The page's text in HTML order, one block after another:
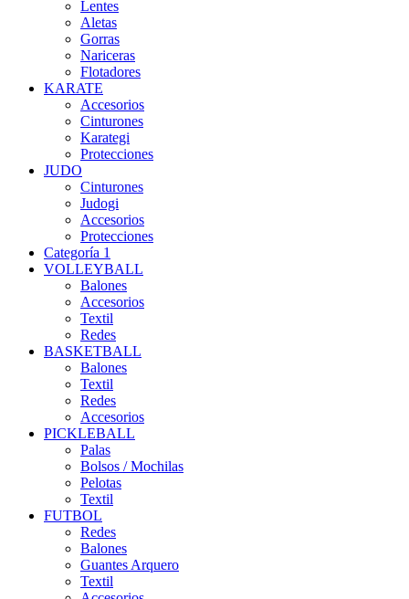
Lentes
Aletas
Gorras
Nariceras
Flotadores
KARATE
Accesorios
Cinturones
Karategi
Protecciones
JUDO
Cinturones
Judogi
Accesorios
Protecciones
Categoría 1
VOLLEYBALL
Balones
Accesorios
Textil
Redes
BASKETBALL
Balones
Textil
Redes
Accesorios
PICKLEBALL
Palas
Bolsos / Mochilas
Pelotas
Textil
FUTBOL
Redes
Balones
Guantes Arquero
Textil